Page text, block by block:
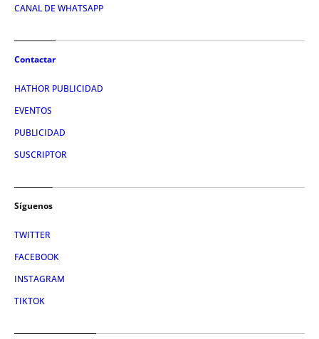
CANAL DE WHATSAPP
Contactar
HATHOR PUBLICIDAD
EVENTOS
PUBLICIDAD
SUSCRIPTOR
Síguenos
TWITTER
FACEBOOK
INSTAGRAM
TIKTOK